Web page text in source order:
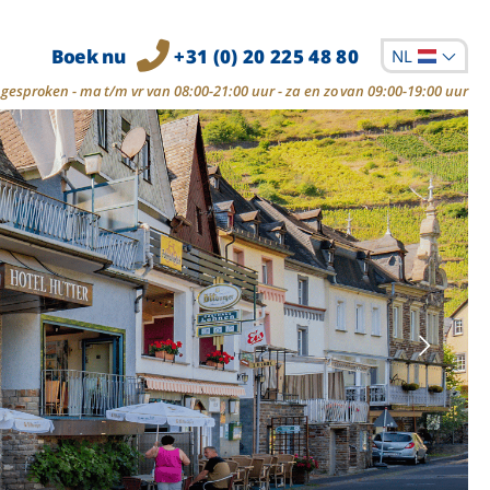
Boek nu +31 (0) 20 225 48 80 NL
- ma t/m vr van 08:00-21:00 uur - za en zo van 09:00-19:00 uur